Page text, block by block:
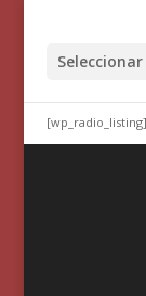
[wp_radio_listing]